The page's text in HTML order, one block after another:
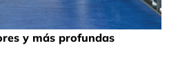
y más profundas